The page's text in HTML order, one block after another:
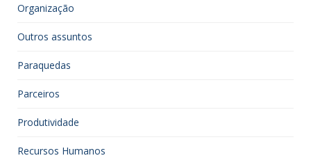
Organização
Outros assuntos
Paraquedas
Parceiros
Produtividade
Recursos Humanos